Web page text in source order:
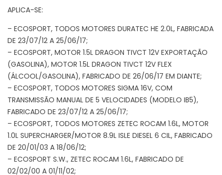
APLICA-SE:
– ECOSPORT, TODOS MOTORES DURATEC HE 2.0L, FABRICADA
DE 23/07/12 A 25/06/17;
– ECOSPORT, MOTOR 1.5L DRAGON TIVCT 12V EXPORTAÇÃO
(GASOLINA), MOTOR 1.5L DRAGON TIVCT 12V FLEX
(ÁLCOOL/GASOLINA), FABRICADO DE 26/06/17 EM DIANTE;
– ECOSPORT, TODOS MOTORES SIGMA 16V, COM
TRANSMISSÃO MANUAL DE 5 VELOCIDADES (MODELO IB5),
FABRICADO DE 23/07/12 A 25/06/17;
– ECOSPORT, TODOS MOTORES ZETEC ROCAM 1.6L, MOTOR
1.0L SUPERCHARGER/MOTOR 8.9L ISLE DIESEL 6 CIL, FABRICADO
DE 20/01/03 A 18/06/12;
– ECOSPORT S.W., ZETEC ROCAM 1.6L, FABRICADO DE
02/02/00 A 01/11/02;